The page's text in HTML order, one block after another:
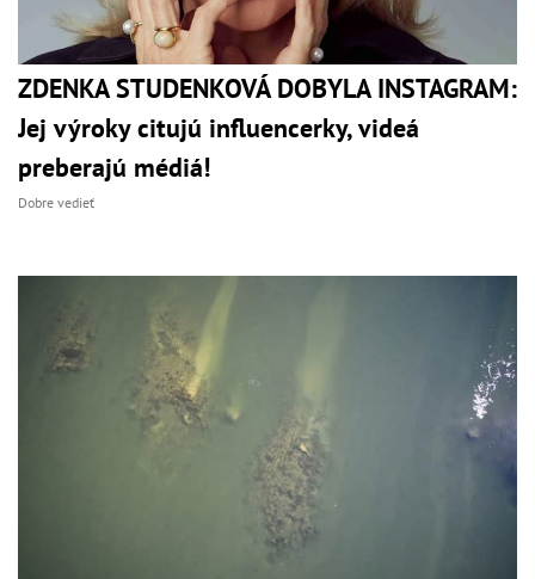
ZDENKA STUDENKOVÁ DOBYLA INSTAGRAM:
Jej výroky citujú influencerky, videá
preberajú médiá!
Dobre vedieť